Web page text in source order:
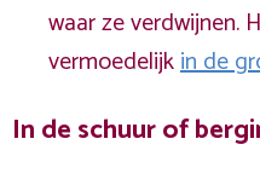
waar ze verdwijnen.
vermoedelijkin de
In de schuur of